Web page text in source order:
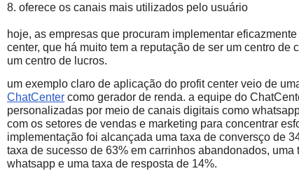
8. oferece os canais mais utilizados pelo usuário
hoje, as empresas que procuram implementar
center, que há muito tem a reputação de ser um centro de
um centro de lucros.
um exemplo claro de aplicação do profit center veio de
ChatCenter como gerador de renda. a equipe do
personalizadas por meio de canais digitais como
com os setores de vendas e marketing para concentrar
implementação foi alcançada uma taxa de conversço de
taxa de sucesso de 63% em carrinhos abandonados,
whatsapp e uma taxa de resposta de 14%.